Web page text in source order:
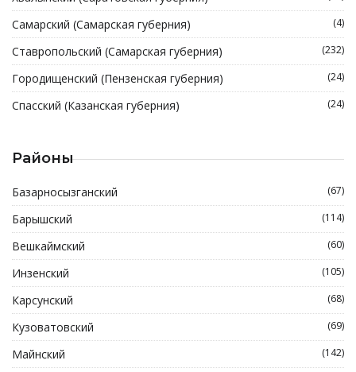
Самарский (Самарская губерния) (4)
Ставропольский (Самарская губерния) (232)
Городищенский (Пензенская губерния) (24)
Спасский (Казанская губерния) (24)
Районы
Базарносызганский (67)
Барышский (114)
Вешкаймский (60)
Инзенский (105)
Карсунский (68)
Кузоватовский (69)
Майнский (142)